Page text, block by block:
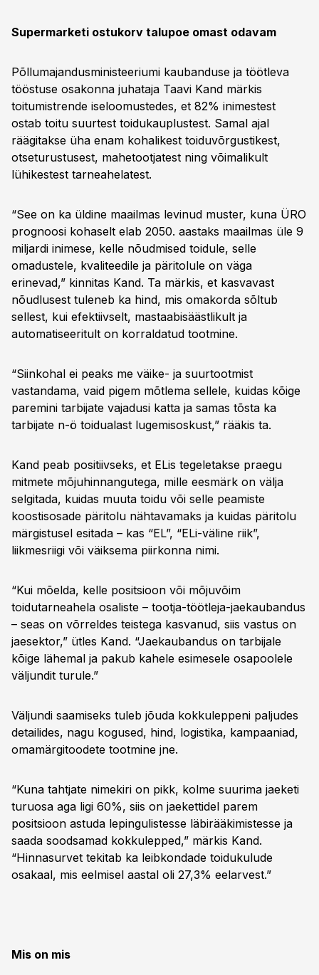
Supermarketi ostukorv talupoe omast odavam
Põllumajandusministeeriumi kaubanduse ja töötleva
tööstuse osakonna juhataja Taavi Kand märkis
toitumistrende iseloomustedes, et 82% inimestest
ostab toitu suurtest toidukauplustest. Samal ajal
räägitakse üha enam kohalikest toiduvõrgustikest,
otseturustusest, mahetootjatest ning võimalikult
lühikestest tarneahelatest.
“See on ka üldine maailmas levinud muster, kuna ÜRO
prognoosi kohaselt elab 2050. aastaks maailmas üle 9
miljardi inimese, kelle nõudmised toidule, selle
omadustele, kvaliteedile ja päritolule on väga
erinevad,” kinnitas Kand. Ta märkis, et kasvavast
nõudlusest tuleneb ka hind, mis omakorda sõltub
sellest, kui efektiivselt, mastaabisäästlikult ja
automatiseeritult on korraldatud tootmine.
“Siinkohal ei peaks me väike- ja suurtootmist
vastandama, vaid pigem mõtlema sellele, kuidas kõige
paremini tarbijate vajadusi katta ja samas tõsta ka
tarbijate n-ö toidualast lugemisoskust,” rääkis ta.
Kand peab positiivseks, et ELis tegeletakse praegu
mitmete mõjuhinnangutega, mille eesmärk on välja
selgitada, kuidas muuta toidu või selle peamiste
koostisosade päritolu nähtavamaks ja kuidas päritolu
märgistusel esitada – kas “EL”, “ELi-väline riik”,
liikmesriigi või väiksema piirkonna nimi.
“Kui mõelda, kelle positsioon või mõjuvõim
toidutarneahela osaliste – tootja-töötleja-jaekaubandus
– seas on võrreldes teistega kasvanud, siis vastus on
jae­sektor,” ütles Kand. “Jaekaubandus on tarbijale
kõige lähemal ja pakub kahele esimesele osapoolele
väljundit turule.”
Väljundi saamiseks tuleb jõuda kokkuleppeni paljudes
detailides, nagu kogused, hind, logistika, kampaaniad,
omamärgitoodete tootmine jne.
“Kuna tahtjate nimekiri on pikk, kolme suurima jaeketi
turuosa aga ligi 60%, siis on jaekettidel parem
positsioon astuda lepingulistesse läbirääkimistesse ja
saada soodsamad kokkulepped,” märkis Kand.
“Hinnasurvet tekitab ka leibkondade toidukulude
osakaal, mis eelmisel aastal oli 27,3% eelarvest.”
Mis on mis